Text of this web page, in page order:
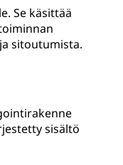
Se käsittää
sitoutumista.
sisältö